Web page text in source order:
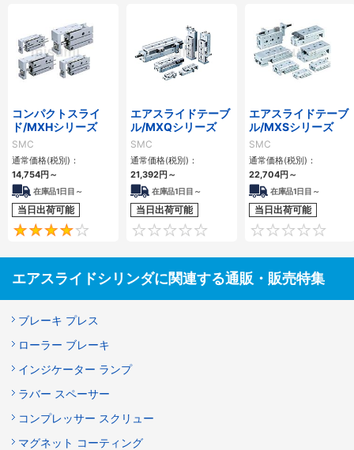
コンパクトスライ
ド/MXHシリーズ
SMC
通常価格(税別)：
14,754円～
在庫品1日目～
当日出荷可能
4
エアスライドテーブ
ル/MXQシリーズ
SMC
通常価格(税別)：
21,392円～
在庫品1日目～
当日出荷可能
0
エアスライドテーブ
ル/MXSシリーズ
SMC
通常価格(税別)：
22,704円～
在庫品1日目～
当日出荷可能
エアスライドシリンダに関連する通販・販売特集
ブレーキ プレス
ローラー ブレーキ
インジケーター ランプ
ラバー スペーサー
コンプレッサー スクリュー
マグネット コーティング